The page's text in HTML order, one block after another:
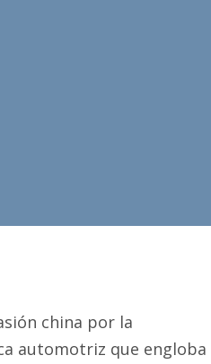
china por la
automotriz que engloba